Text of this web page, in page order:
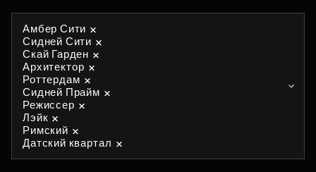
Амбер Сити
Сидней Сити
Скай Гарден
Архитектор
Роттердам
Сидней Прайм
Режиссер
Лэйк
Римский
Датский квартал